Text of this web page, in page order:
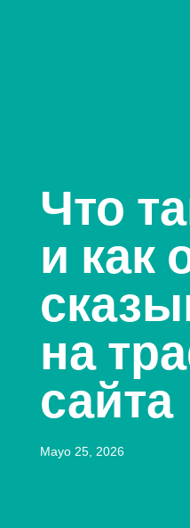
Что
и как
на
сайта
Mayo 25, 2026